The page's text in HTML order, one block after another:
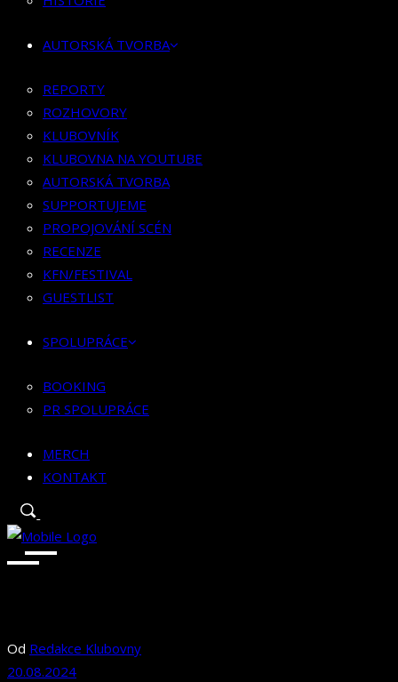
KLUBOVNA NA YOUTUBE
SUPPORTUJEME
PROPOJOVÁNÍ SCÉN
RECENZE
KFN/FESTIVAL
GUESTLIST
SPOLUPRÁCE
BOOKING
PR SPOLUPRÁCE
MERCH
AUTORSKÁ TVORBA
REPORTY
ROZHOVORY
KLUBOVNÍK
KLUBOVNA NA YOUTUBE
AUTORSKÁ TVORBA
SUPPORTUJEME
PROPOJOVÁNÍ SCÉN
RECENZE
KFN/FESTIVAL
GUESTLIST
SPOLUPRÁCE
BOOKING
PR SPOLUPRÁCE
MERCH
KONTAKT
Od Redakce Klubovny
20.08.2024